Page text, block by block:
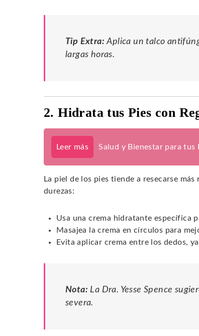
Tip Extra: Aplica un talco
largas horas.
2. Hidrata tus Pies con
Leer más Salud y Bienestar para tus
La piel de los pies tiende a resecarse
durezas:
Usa una crema hidratante específica
Masajea la crema en círculos para
Evita aplicar crema entre los dedos,
Nota: La Dra. Yesse Spence
severa.